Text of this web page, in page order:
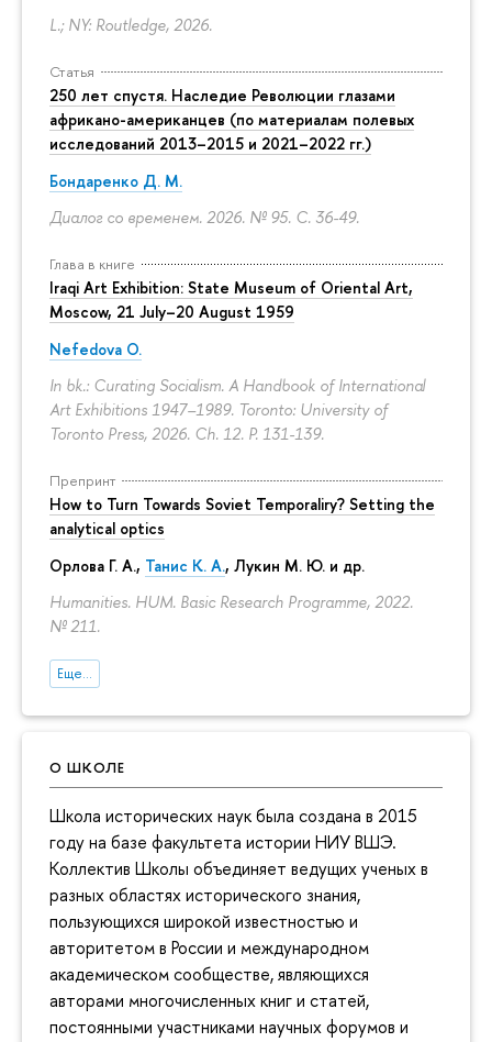
L.; NY: Routledge, 2026.
Статья
250 лет спустя. Наследие Революции глазами
африкано-американцев (по материалам полевых
исследований 2013–2015 и 2021–2022 гг.)
Бондаренко Д. М.
Диалог со временем. 2026. № 95. С. 36-49.
Глава в книге
Iraqi Art Exhibition: State Museum of Oriental Art,
Moscow, 21 July–20 August 1959
Nefedova O.
In bk.: Curating Socialism. A Handbook of International
Art Exhibitions 1947–1989. Toronto: University of
Toronto Press, 2026. Ch. 12. P. 131-139.
Препринт
How to Turn Towards Soviet Temporaliry? Setting the
analytical optics
Орлова Г. А., Танис К. А., Лукин М. Ю. и др.
Humanities. HUM. Basic Research Programme, 2022.
№ 211.
Еще...
О ШКОЛЕ
Школа исторических наук была создана в 2015
году на базе факультета истории НИУ ВШЭ.
Коллектив Школы объединяет ведущих ученых в
разных областях исторического знания,
пользующихся широкой известностью и
авторитетом в России и международном
академическом сообществе, являющихся
авторами многочисленных книг и статей,
постоянными участниками научных форумов и